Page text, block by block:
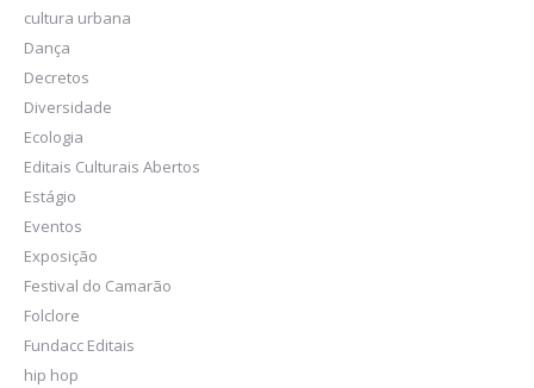
cultura urbana
Dança
Decretos
Diversidade
Ecologia
Editais Culturais Abertos
Estágio
Eventos
Exposição
Festival do Camarão
Folclore
Fundacc Editais
hip hop